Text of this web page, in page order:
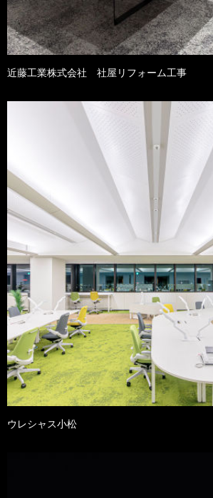
近藤工業株式会社 社屋リフォーム工事
ウレシャス小松